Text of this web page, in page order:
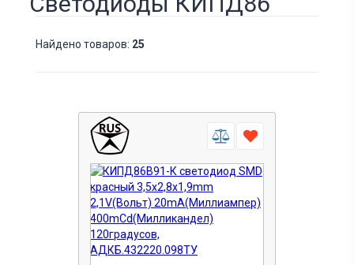
Найдено товаров: 25